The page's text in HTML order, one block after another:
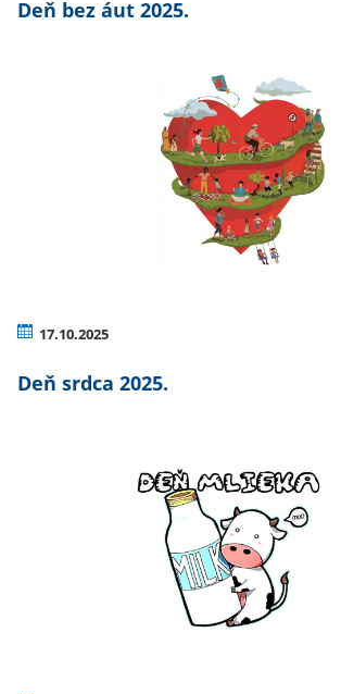
Deň bez áut 2025.
17.10.2025
Deň srdca 2025.